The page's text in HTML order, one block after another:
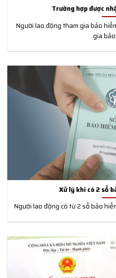
Trường hợp được
Người lao động tham gia bảo
gia bảo
Xử lý khi có 2 sổ
Người lao động có từ 2 sổ bảo